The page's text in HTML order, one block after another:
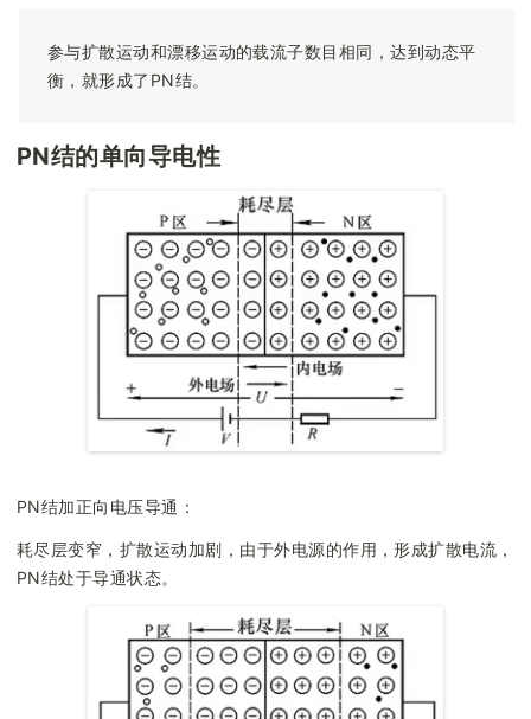
参与扩散运动和漂移运动的载流子数目相同，达到动态平
衡，就形成了PN结。
PN结的单向导电性
PN结加正向电压导通：
耗尽层变窄，扩散运动加剧，由于外电源的作用，形成扩散电流，
PN结处于导通状态。